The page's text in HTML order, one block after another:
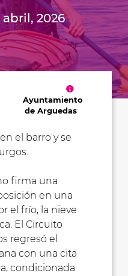
2026
Ayuntamiento
de Arguedas
el barro y se
firma una
en una
el frío, la nieve
El Circuito
regresó el
con una cita
condicionada